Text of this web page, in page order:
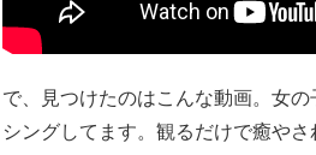
で、見つけたのはこんな動画。女
シングしてます。観るだけで癒やさ